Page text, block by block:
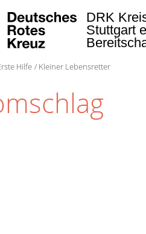
DRK
Stuttgart
Hilfe Kleiner Lebensretter